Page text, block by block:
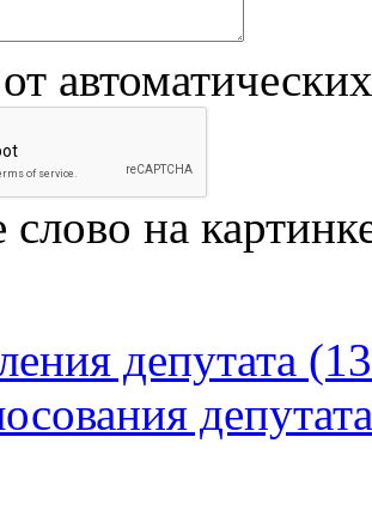
слово на
депутата
депутата